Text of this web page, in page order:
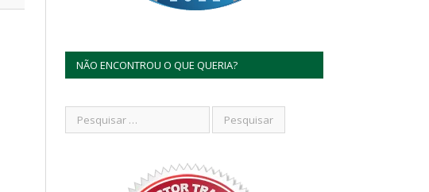
NÃO ENCONTROU O QUE QUERIA?